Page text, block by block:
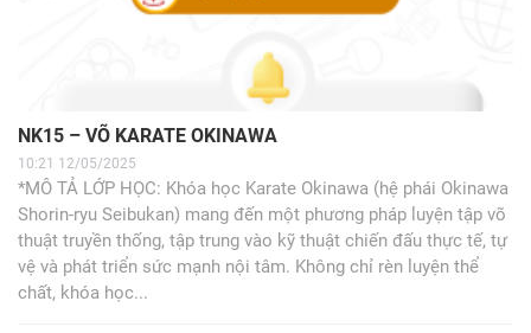
NK15 – VÕ KARATE OKINAWA
10:21 12/05/2025
*MÔ TẢ LỚP HỌC: Khóa học Karate Okinawa (hệ phái Okinawa
Shorin-ryu Seibukan) mang đến một phương pháp luyện tập võ
thuật truyền thống, tập trung vào kỹ thuật chiến đấu thực tế, tự
vệ và phát triển sức mạnh nội tâm. Không chỉ rèn luyện thể
chất, khóa học...